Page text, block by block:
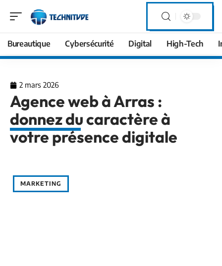
Bureautique Cybersécurité Digital High-Tech
2 mars 2026
Agence web à Arras :
donnez du caractère à
votre présence digitale
MARKETING